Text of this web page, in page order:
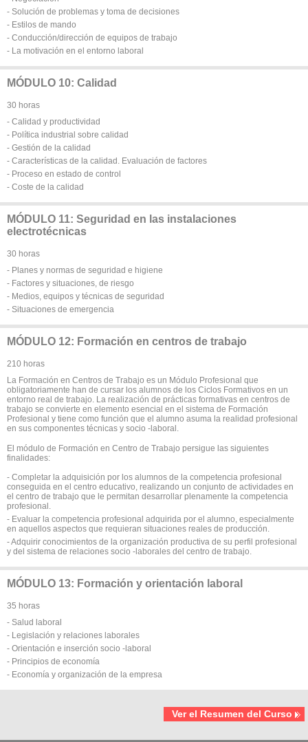
- Solución de problemas y toma de decisiones
- Estilos de mando
- Conducción/dirección de equipos de trabajo
- La motivación en el entorno laboral
MÓDULO 10: Calidad
30 horas
- Calidad y productividad
- Política industrial sobre calidad
- Gestión de la calidad
- Características de la calidad. Evaluación de factores
- Proceso en estado de control
- Coste de la calidad
MÓDULO 11: Seguridad en las instalaciones
electrotécnicas
30 horas
- Planes y normas de seguridad e higiene
- Factores y situaciones, de riesgo
- Medios, equipos y técnicas de seguridad
- Situaciones de emergencia
MÓDULO 12: Formación en centros de trabajo
210 horas
La Formación en Centros de Trabajo es un Módulo Profesional que
obligatoriamente han de cursar los alumnos de los Ciclos Formativos en un
entorno real de trabajo. La realización de prácticas formativas en centros de
trabajo se convierte en elemento esencial en el sistema de Formación
Profesional y tiene como función que el alumno asuma la realidad profesional
en sus componentes técnicas y socio -laboral.
El módulo de Formación en Centro de Trabajo persigue las siguientes
finalidades:
- Completar la adquisición por los alumnos de la competencia profesional
conseguida en el centro educativo, realizando un conjunto de actividades en
el centro de trabajo que le permitan desarrollar plenamente la competencia
profesional.
- Evaluar la competencia profesional adquirida por el alumno, especialmente
en aquellos aspectos que requieran situaciones reales de producción.
- Adquirir conocimientos de la organización productiva de su perfil profesional
y del sistema de relaciones socio -laborales del centro de trabajo.
MÓDULO 13: Formación y orientación laboral
35 horas
- Salud laboral
- Legislación y relaciones laborales
- Orientación e inserción socio -laboral
- Principios de economía
- Economía y organización de la empresa
Ver el Resumen del Curso